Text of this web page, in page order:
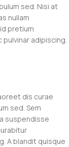
sed. Nisi at
nullam
pretium
adipiscing.
dis curae
sed. Sem
suspendisse
A blandit quisque